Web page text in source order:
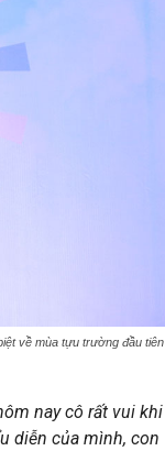
về mùa tựu trường đầu tiên
nay cô rất vui khi
diễn của mình, con